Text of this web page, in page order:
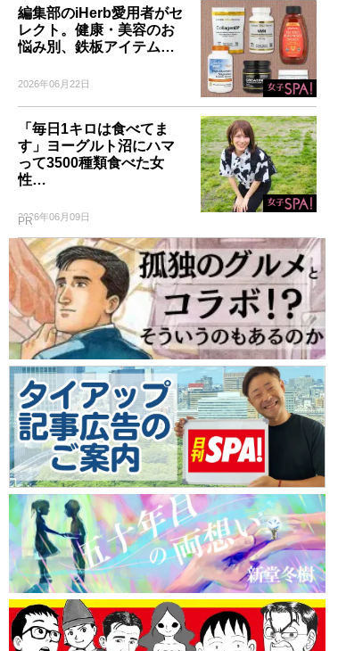
編集部のiHerb愛用者がセ
レクト。健康・美容のお
悩み別、鉄板アイテム…
2026年06月22日
「毎日1キロは食べてま
す」ヨーグルト沼にハマ
って3500種類食べた女
性…
2026年06月09日
PR